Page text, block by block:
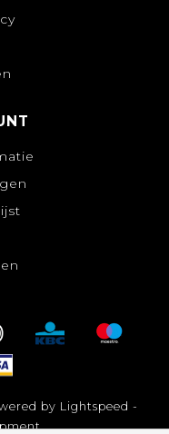
by Lightspeed -